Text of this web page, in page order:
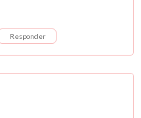
Responder